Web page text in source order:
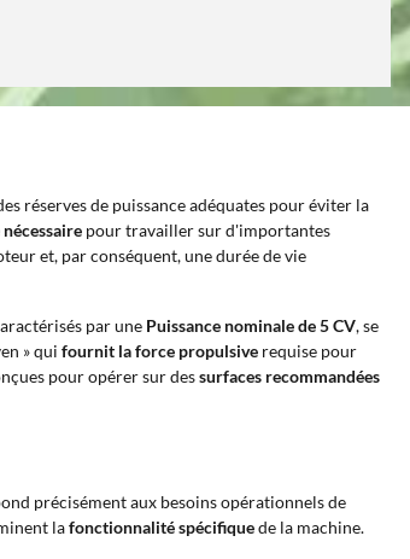
réserves de puissance adéquates pour éviter la
pour travailler sur d'importantes
et, par conséquent, une durée de vie
par une Puissance nominale de 5 CV, se
» qui fournit la force propulsive requise pour
pour opérer sur dessurfaces recommandées
précisément aux besoins opérationnels de
lafonctionnalité spécifiquede la machine.